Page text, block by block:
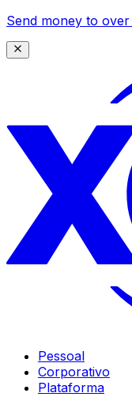
Send money to
Pessoal
Corporativo
Plataforma